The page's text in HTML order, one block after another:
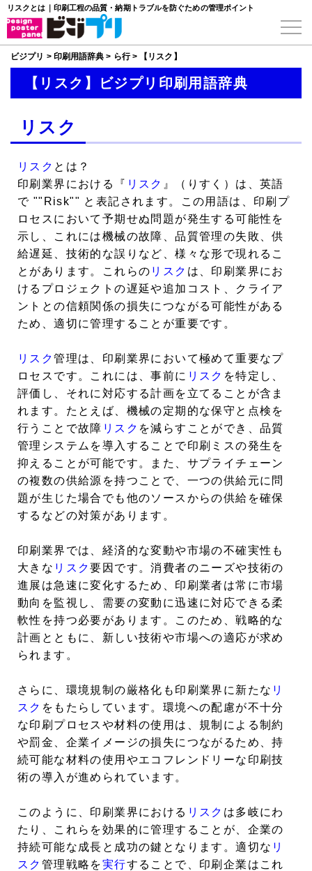
リスクとは｜印刷工程の品質・納期トラブルを防ぐための管理ポイント
ビジプリ > 印刷用語辞典 > ら行> 【リスク】
【リスク】ビジプリ印刷用語辞典
リスク
リスク とは？
印刷業界における『 リスク 』（りすく）は、英語
で ""Risk"" と表記されます。この用語は、印刷プ
ロセスにおいて予期せぬ問題が発生する可能性を
示し、これには機械の故障、品質管理の失敗、供
給遅延、技術的な誤りなど、様々な形で現れるこ
とがあります。これらの リスク は、印刷業界にお
けるプロジェクトの遅延や追加コスト、クライア
ントとの信頼関係の損失につながる可能性がある
ため、適切に管理することが重要です。
リスク管理は、印刷業界において極めて重要なプ
ロセスです。これには、事前に リスク を特定し、
評価し、それに対応する計画を立てることが含ま
れます。たとえば、機械の定期的な保守と点検を
行うことで故障 リスク を減らすことができ、品質
管理システムを導入することで印刷ミスの発生を
抑えることが可能です。また、サプライチェーン
の複数の供給源を持つことで、一つの供給元に問
題が生じた場合でも他のソースからの供給を確保
するなどの対策があります。
印刷業界では、経済的な変動や市場の不確実性も
大きな リスク要因です。消費者のニーズや技術の
進展は急速に変化するため、印刷業者は常に市場
動向を監視し、需要の変動に迅速に対応できる柔
軟性を持つ必要があります。このため、戦略的な
計画とともに、新しい技術や市場への適応が求め
られます。
さらに、環境規制の厳格化も印刷業界に新たな リ
スク をもたらしています。環境への配慮が不十分
な印刷プロセスや材料の使用は、規制による制約
や罰金、企業イメージの損失につながるため、持
続可能な材料の使用やエコフレンドリーな印刷技
術の導入が進められています。
このように、印刷業界における リスク は多岐にわ
たり、これらを効果的に管理することが、企業の
持続可能な成長と成功の鍵となります。適切な リ
スク 管理戦略を実行することで、印刷企業はこれ